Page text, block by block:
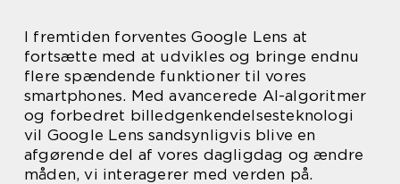
I fremtiden forventes Google Lens at
fortsætte med at udvikles og bringe endnu
flere spændende funktioner til vores
smartphones. Med avancerede AI-algoritmer
og forbedret billedgenkendelsesteknologi
vil Google Lens sandsynligvis blive en
afgørende del af vores dagligdag og ændre
måden, vi interagerer med verden på.